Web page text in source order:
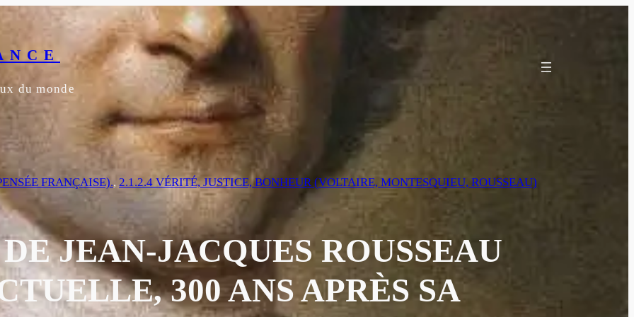
du monde
FRANÇAISE)., 2.1.2.4 VÉRITÉ, JUSTICE, BONHEUR (VOLTAIRE, MONTESQUIEU, ROUSSEAU)
JEAN-JACQUES ROUSSEAU
300 ANS APRÈS SA